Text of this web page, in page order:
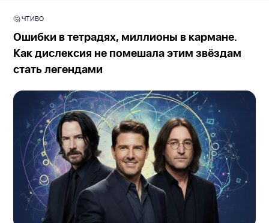
🤔 ЧТИВО
Ошибки в тетрадях, миллионы в кармане.
Как дислексия не помешала этим звёздам
стать легендами